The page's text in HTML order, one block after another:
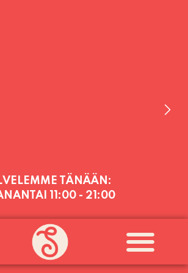
TÄNÄÄN:
11:00 - 21:00
PÄIVITTÄIN (MA-SU
SUNNUNTAIHIN 16.8.
JONKA JÄLKEEN OLEMME
VIIKONLOPPUISIN (PE-